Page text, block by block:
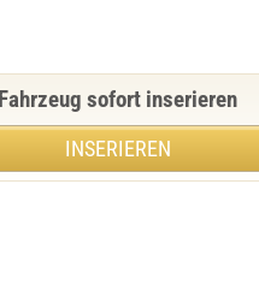
Fahrzeug sofort inserieren
INSERIEREN